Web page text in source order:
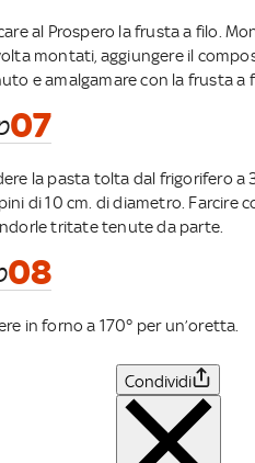
al Prospero la frusta a filo.
montati, aggiungere il
e amalgamare con la frusta a
07
la pasta tolta dal frigorifero a
di 10 cm. di diametro. Farcire
tritate tenute da parte.
08
in forno a 170° per un’oretta.
Condividi